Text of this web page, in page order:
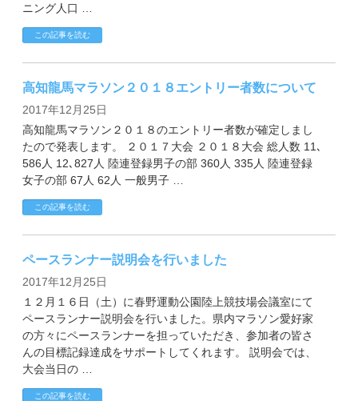
ニング人口 …
この記事を読む
高知龍馬マラソン２０１８エントリー者数について
2017年12月25日
高知龍馬マラソン２０１８のエントリー者数が確定しまし
たので発表します。 ２０１７大会 ２０１８大会 総人数 11､
586人 12､827人 陸連登録男子の部 360人 335人 陸連登録
女子の部 67人 62人 一般男子 …
この記事を読む
ペースランナー説明会を行いました
2017年12月25日
１２月１６日（土）に春野運動公園陸上競技場会議室にて
ペースランナー説明会を行いました。県内マラソン愛好家
の方々にペースランナーを担っていただき、参加者の皆さ
んの目標記録達成をサポートしてくれます。 説明会では、
大会当日の …
この記事を読む